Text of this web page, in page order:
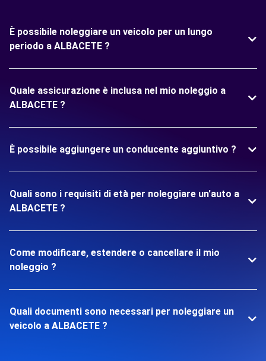
È possibile noleggiare un veicolo per un lungo
periodo a ALBACETE ?
Quale assicurazione è inclusa nel mio noleggio a
ALBACETE ?
È possibile aggiungere un conducente aggiuntivo ?
Quali sono i requisiti di età per noleggiare un'auto a
ALBACETE ?
Come modificare, estendere o cancellare il mio
noleggio ?
Quali documenti sono necessari per noleggiare un
veicolo a ALBACETE ?